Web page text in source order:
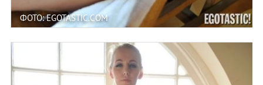
ФОТО: EGOTASTIC.COM